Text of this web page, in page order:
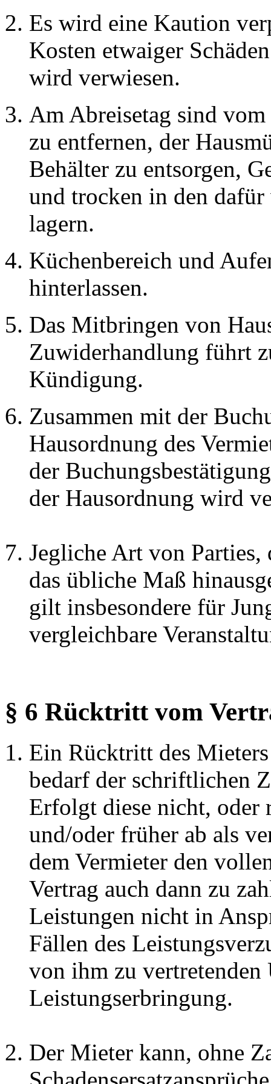
Es wird eine Kaution
Kosten etwaiger
wird verwiesen.
Am Abreisetag sind
zu entfernen, der
Behälter zu entsorgen,
und trocken in den dafür
lagern.
Küchenbereich und
hinterlassen.
Das Mitbringen von
Zuwiderhandlung führt
Kündigung.
Zusammen mit der
Hausordnung des
der
der Hausordnung wird
Jegliche Art von Parties,
das übliche Maß
gilt insbesondere für
vergleichbare
§ 6 Rücktritt vom
Ein Rücktritt des
bedarf der schriftlichen
Erfolgt diese nicht, oder
und/oder früher ab als
dem Vermieter den
Vertrag auch dann zu
Leistungen nicht in
Fällen des
von ihm zu
Leistungserbringung.
Der Mieter kann, ohne